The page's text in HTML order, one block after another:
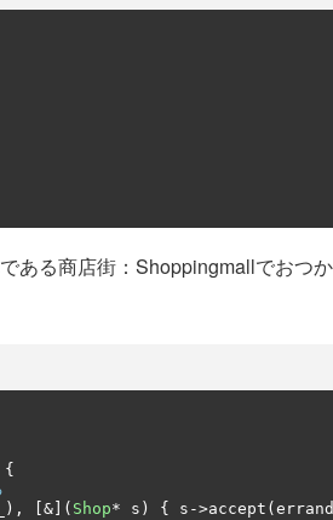
ある商店街：Shoppingmallでおつ
{
), [&]( Shop* s ) { s ->accept ( errand